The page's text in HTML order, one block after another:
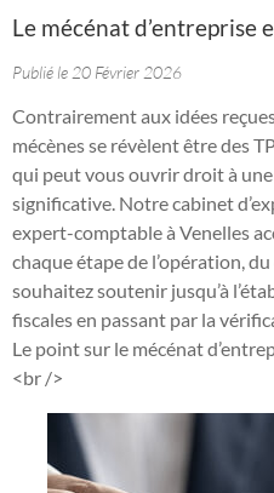
Le mécénat d’entreprise
Publié le 20 Février 2026
Contrairement aux idées
mécènes se révèlent être des
qui peut vous ouvrir droit à
significative. Notre cabinet
expert-comptable à Venelles
chaque étape de l’opération,
souhaitez soutenir jusqu’à
fiscales en passant par la
Le point sur le mécénat
<br />